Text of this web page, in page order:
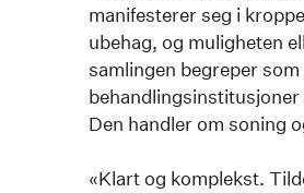
manifesterer seg i
ubehag, og muligheten
samlingen begreper
behandlingsinstitusjoner
Den handler om soning
«Klart og komplekst.